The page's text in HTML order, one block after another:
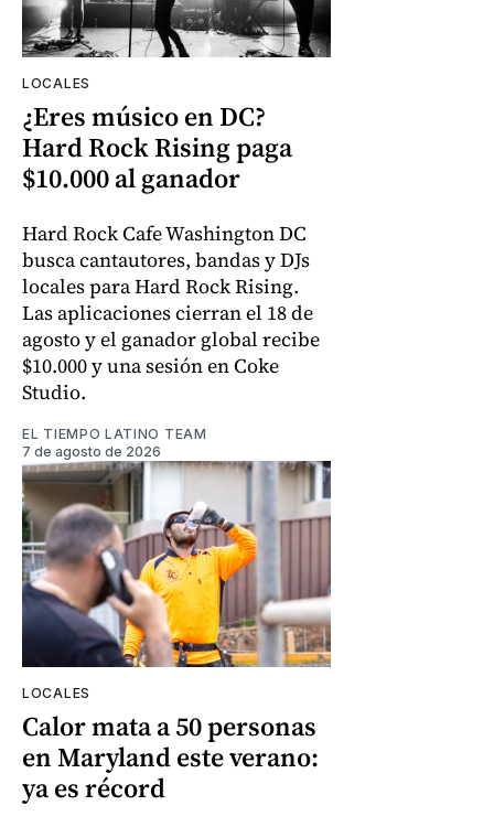
LOCALES
¿Eres músico en DC?
Hard Rock Rising paga
$10.000 al ganador
Hard Rock Cafe Washington DC
busca cantautores, bandas y DJs
locales para Hard Rock Rising.
Las aplicaciones cierran el 18 de
agosto y el ganador global recibe
$10.000 y una sesión en Coke
Studio.
EL TIEMPO LATINO TEAM
7 de agosto de 2026
LOCALES
Calor mata a 50 personas
en Maryland este verano:
ya es récord